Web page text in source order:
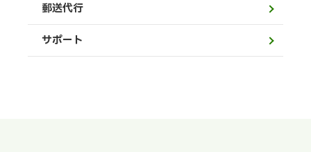
郵送代行
サポート